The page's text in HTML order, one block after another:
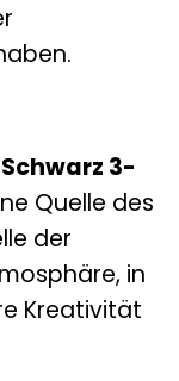
3-
Quelle des
der
in
Kreativität